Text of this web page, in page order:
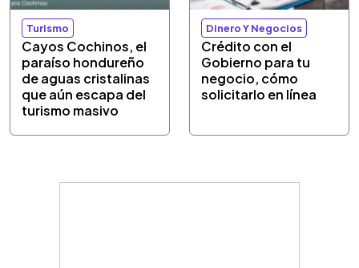
Turismo
Cayos Cochinos, el
paraíso hondureño
de aguas cristalinas
que aún escapa del
turismo masivo
Dinero Y Negocios
Crédito con el
Gobierno para tu
negocio, cómo
solicitarlo en línea